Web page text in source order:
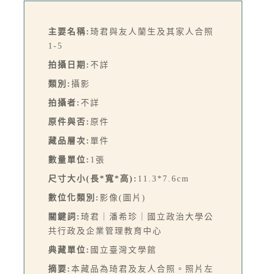
主要名稱: 琦君與友人蘭生及其家人合照
1-5
拍攝日期: 不詳
類別: 攝影
拍攝者: 不詳
原件與否: 原件
藏品層次: 單件
數量單位: 1張
尺寸大小(長*寬*高): 11.3*7.6cm
數位化類別: 影像(圖片)
關鍵詞: 琦君｜潘希珍｜國立政治大學公
共行政及企業管理教育中心
典藏單位: 國立臺灣文學館
摘要: 本藏品為琦君及友人合照。照片左